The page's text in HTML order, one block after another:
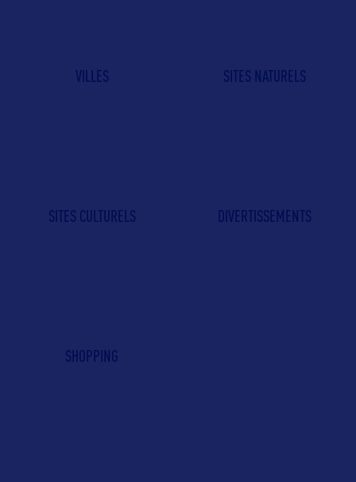
VILLES SITES NATURELS
SITES CULTURELS DIVERTISSEMENTS
SHOPPING